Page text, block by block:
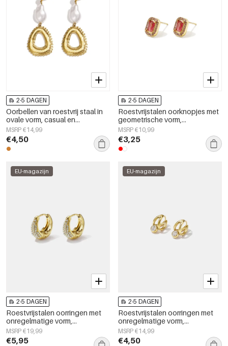
2-5 DAGEN
Oorbellen van roestvrij staal in
ovale vorm, casual en
eenvoudig, dames sieraden
MSRP €14,99
€4,50
2-5 DAGEN
Roestvrijstalen oorknopjes met
geometrische vorm,
eenvoudige, alledaagse serie,
damessieraden
MSRP €10,99
€3,25
EU-magazijn
2-5 DAGEN
Roestvrijstalen oorringen met
onregelmatige vorm,
eenvoudige, alledaagse serie,
damessieraden
MSRP €19,99
€5,95
EU-magazijn
2-5 DAGEN
Roestvrijstalen oorringen met
onregelmatige vorm,
eenvoudige, alledaagse serie,
damessieraden
MSRP €14,99
€4,50